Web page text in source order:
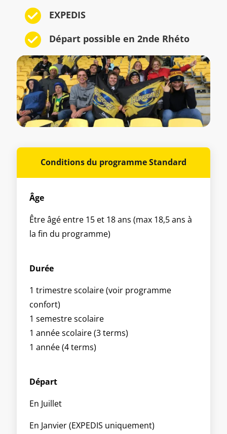
EXPEDIS
Départ possible en 2nde Rhéto
Conditions du programme Standard
Âge
Être âgé entre 15 et 18 ans (max 18,5 ans à
la fin du programme)
Durée
1 trimestre scolaire (voir programme
confort)
1 semestre scolaire
1 année scolaire (3 terms)
1 année (4 terms)
Départ
En Juillet
En Janvier (EXPEDIS uniquement)